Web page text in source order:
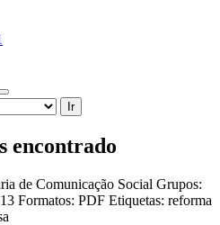
Ir
encontrado
de Comunicação Social Grupos:
Formatos: PDF Etiquetas: reforma